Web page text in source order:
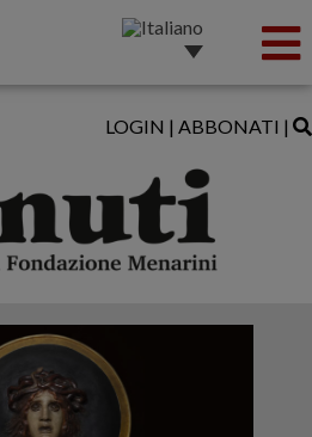
LOGIN | ABBONATI |